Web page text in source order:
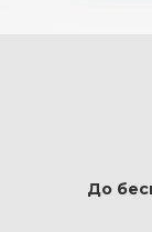
До